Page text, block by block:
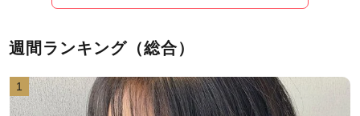
週間ランキング（総合）
1